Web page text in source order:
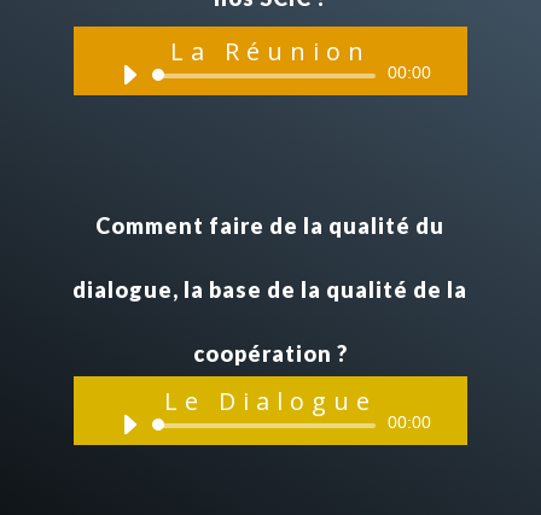
La Réunion
Lecteur 00:00
Comment faire de la qualité du
dialogue, la base de la qualité de la
coopération ?
Le Dialogue
Lecteur 00:00